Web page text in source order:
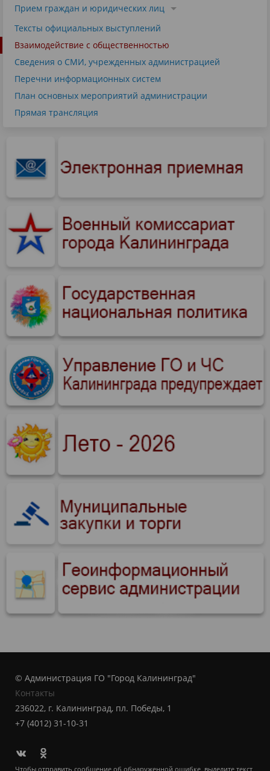
Прием граждан и юридических лиц
Тексты официальных выступлений
Взаимодействие с общественностью
Сведения о СМИ, учрежденных администрацией
Перечни информационных систем
План основных мероприятий администрации
Прямая трансляция
© Администрация ГО "Город Калининград"
Контакты
236022, г. Калининград, пл. Победы, 1
+7 (4012) 31-10-31
Чтобы отправить сообщение об обнаруженной ошибке, выделите текст